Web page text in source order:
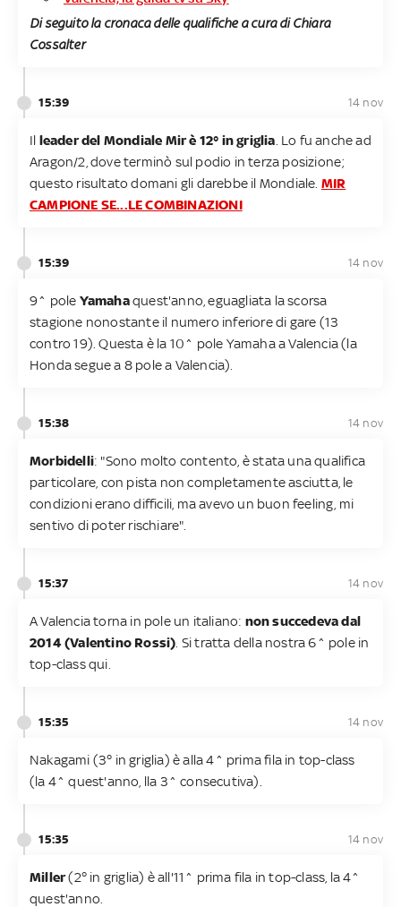
Di seguito la cronaca delle qualifiche a cura di Chiara
Cossalter
15:39 14 nov
Il leader del Mondiale Mir è 12° in griglia . Lo fu anche ad
Aragon/2, dove terminò sul podio in terza posizione;
questo risultato domani gli darebbe il Mondiale. MIR
CAMPIONE SE...LE COMBINAZIONI
15:39 14 nov
9^ pole Yamahaquest'anno, eguagliata la scorsa
stagione nonostante il numero inferiore di gare (13
contro 19). Questa è la 10^ pole Yamaha a Valencia (la
Honda segue a 8 pole a Valencia).
15:38 14 nov
Morbidelli: "Sono molto contento, è stata una qualifica
particolare, con pista non completamente asciutta, le
condizioni erano difficili, ma avevo un buon feeling, mi
sentivo di poter rischiare".
15:37 14 nov
A Valencia torna in pole un italiano: non succedeva dal
2014 (Valentino Rossi) . Si tratta della nostra 6^ pole in
top-class qui.
15:35 14 nov
Nakagami (3° in griglia) è alla 4^ prima fila in top-class
(la 4^ quest'anno, lla 3^ consecutiva).
15:35 14 nov
Miller(2° in griglia) è all'11^ prima fila in top-class, la 4^
quest'anno.